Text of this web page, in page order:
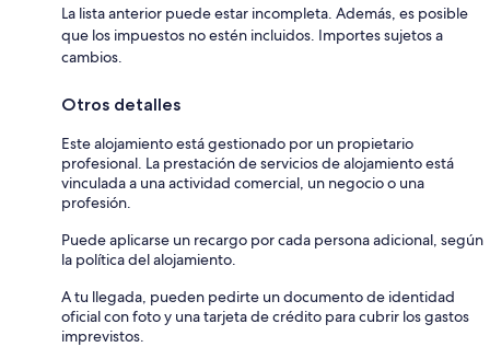
La lista anterior puede estar incompleta. Además, es posible
que los impuestos no estén incluidos. Importes sujetos a
cambios.
Otros detalles
Este alojamiento está gestionado por un propietario
profesional. La prestación de servicios de alojamiento está
vinculada a una actividad comercial, un negocio o una
profesión.
Puede aplicarse un recargo por cada persona adicional, según
la política del alojamiento.
A tu llegada, pueden pedirte un documento de identidad
oficial con foto y una tarjeta de crédito para cubrir los gastos
imprevistos.